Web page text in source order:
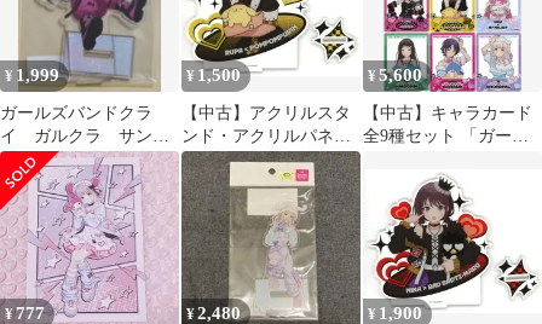
未開封品 正規品 Proxy
正規品 Proxy OK
¥ 1,999
ガールズバンドクラ
イ ガルクラ サンリ
オ アクリルスタン
ド 安和 すばる
¥ 1,500
【中古】アクリルスタ
ンド・アクリルパネル
05.ルパ×ポムポムプリ
ン(コラボイラスト) ア
クリルスタンド 「ガー
ルズバンドクライ×サン
リオキャラクターズ
POP-UP SHOP」
¥5,600
【中古】キャラカード
全9種セット 「ガール
オキャラクターズ POP-
UP SHOP アクリルカー
ド 01.等身デザイン(コ
ラボイラスト)」
¥ 777 ¥2,480 ¥ 1,900